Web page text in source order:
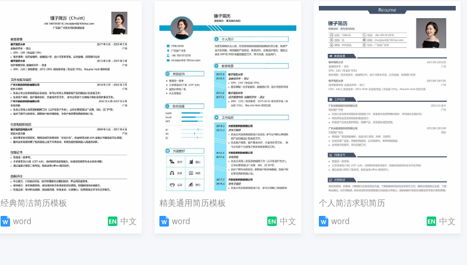
经典简洁简历模板
word
中文
精美通用简历模板
word
中文
个人简洁求职简历
word
中文